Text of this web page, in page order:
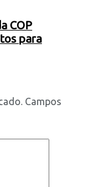
COP
para
Campos